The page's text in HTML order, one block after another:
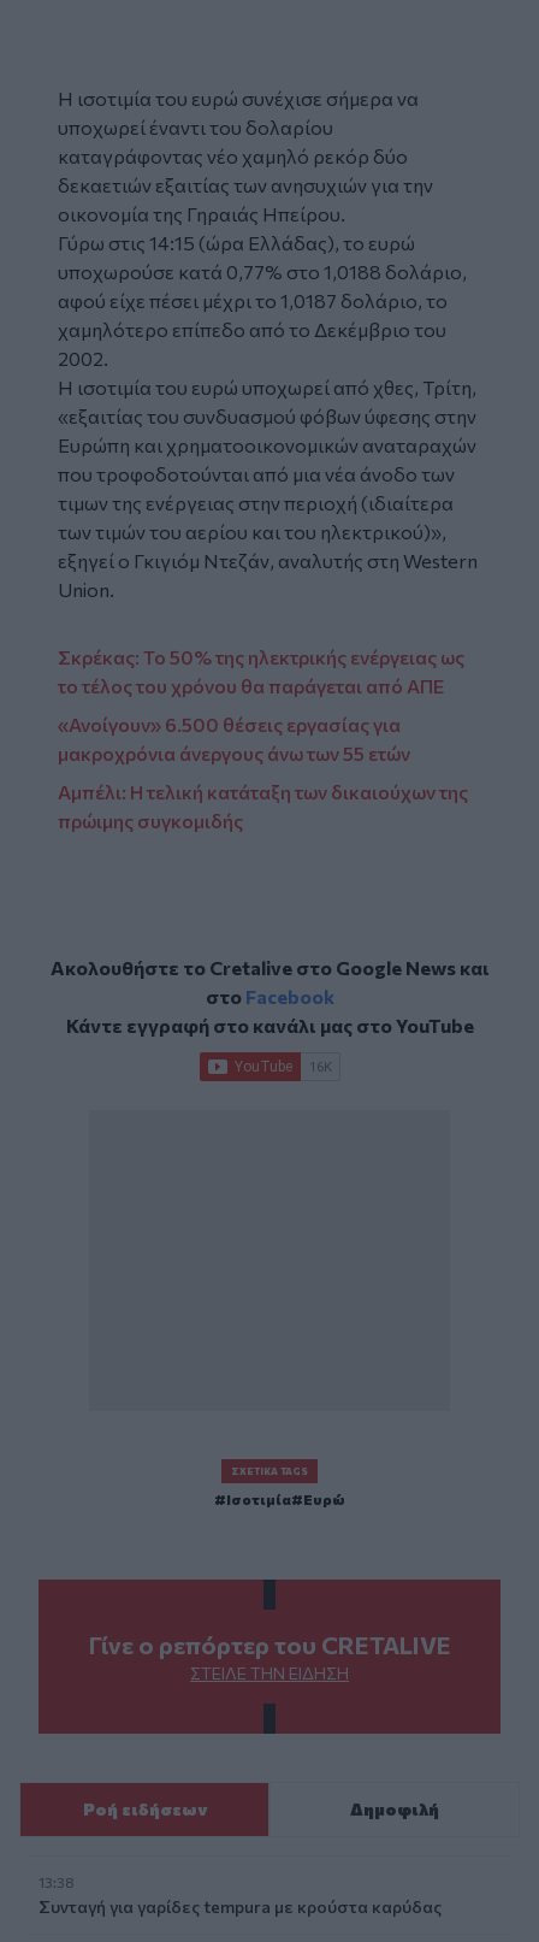
Η ισοτιμία του ευρώ συνέχισε σήμερα να
υποχωρεί έναντι του δολαρίου
καταγράφοντας νέο χαμηλό ρεκόρ δύο
δεκαετιών εξαιτίας των ανησυχιών για την
οικονομία της Γηραιάς Ηπείρου.
Γύρω στις 14:15 (ώρα Ελλάδας), το ευρώ
υποχωρούσε κατά 0,77% στο 1,0188 δολάριο,
αφού είχε πέσει μέχρι το 1,0187 δολάριο, το
χαμηλότερο επίπεδο από το Δεκέμβριο του
2002.
Η ισοτιμία του ευρώ υποχωρεί από χθες, Τρίτη,
«εξαιτίας του συνδυασμού φόβων ύφεσης στην
Ευρώπη και χρηματοοικονομικών αναταραχών
που τροφοδοτούνται από μια νέα άνοδο των
τιμων της ενέργειας στην περιοχή (ιδιαίτερα
των τιμών του αερίου και του ηλεκτρικού)»,
εξηγεί ο Γκιγιόμ Ντεζάν, αναλυτής στη Western
Union.
Σκρέκας: Το 50% της ηλεκτρικής ενέργειας ως
το τέλος του χρόνου θα παράγεται από ΑΠΕ
«Ανοίγουν» 6.500 θέσεις εργασίας για
μακροχρόνια άνεργους άνω των 55 ετών
Αμπέλι: Η τελική κατάταξη των δικαιούχων της
πρώιμης συγκομιδής
Ακολουθήστε το Cretalive στο Google Newsκαι
στο Facebook
Κάντε εγγραφή στο κανάλι μας στοYouTube
ΣΧΕΤΙΚΆ TAGS
Ισοτιμία Ευρώ
Γίνε ο ρεπόρτερ του CRETALIVE
ΣΤΕΊΛΕ ΤΗΝ ΕΊΔΗΣΗ
Ροή ειδήσεων Δημοφιλή
13:38
Συνταγή για γαρίδες tempura με κρούστα καρύδας